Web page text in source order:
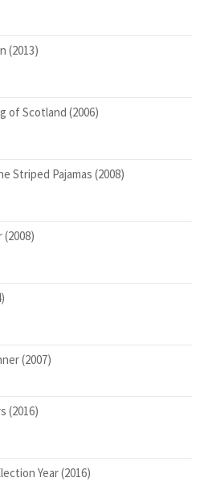
(2013)
of Scotland (2006)
Striped Pajamas (2008)
(2007)
(2016)
Year (2016)